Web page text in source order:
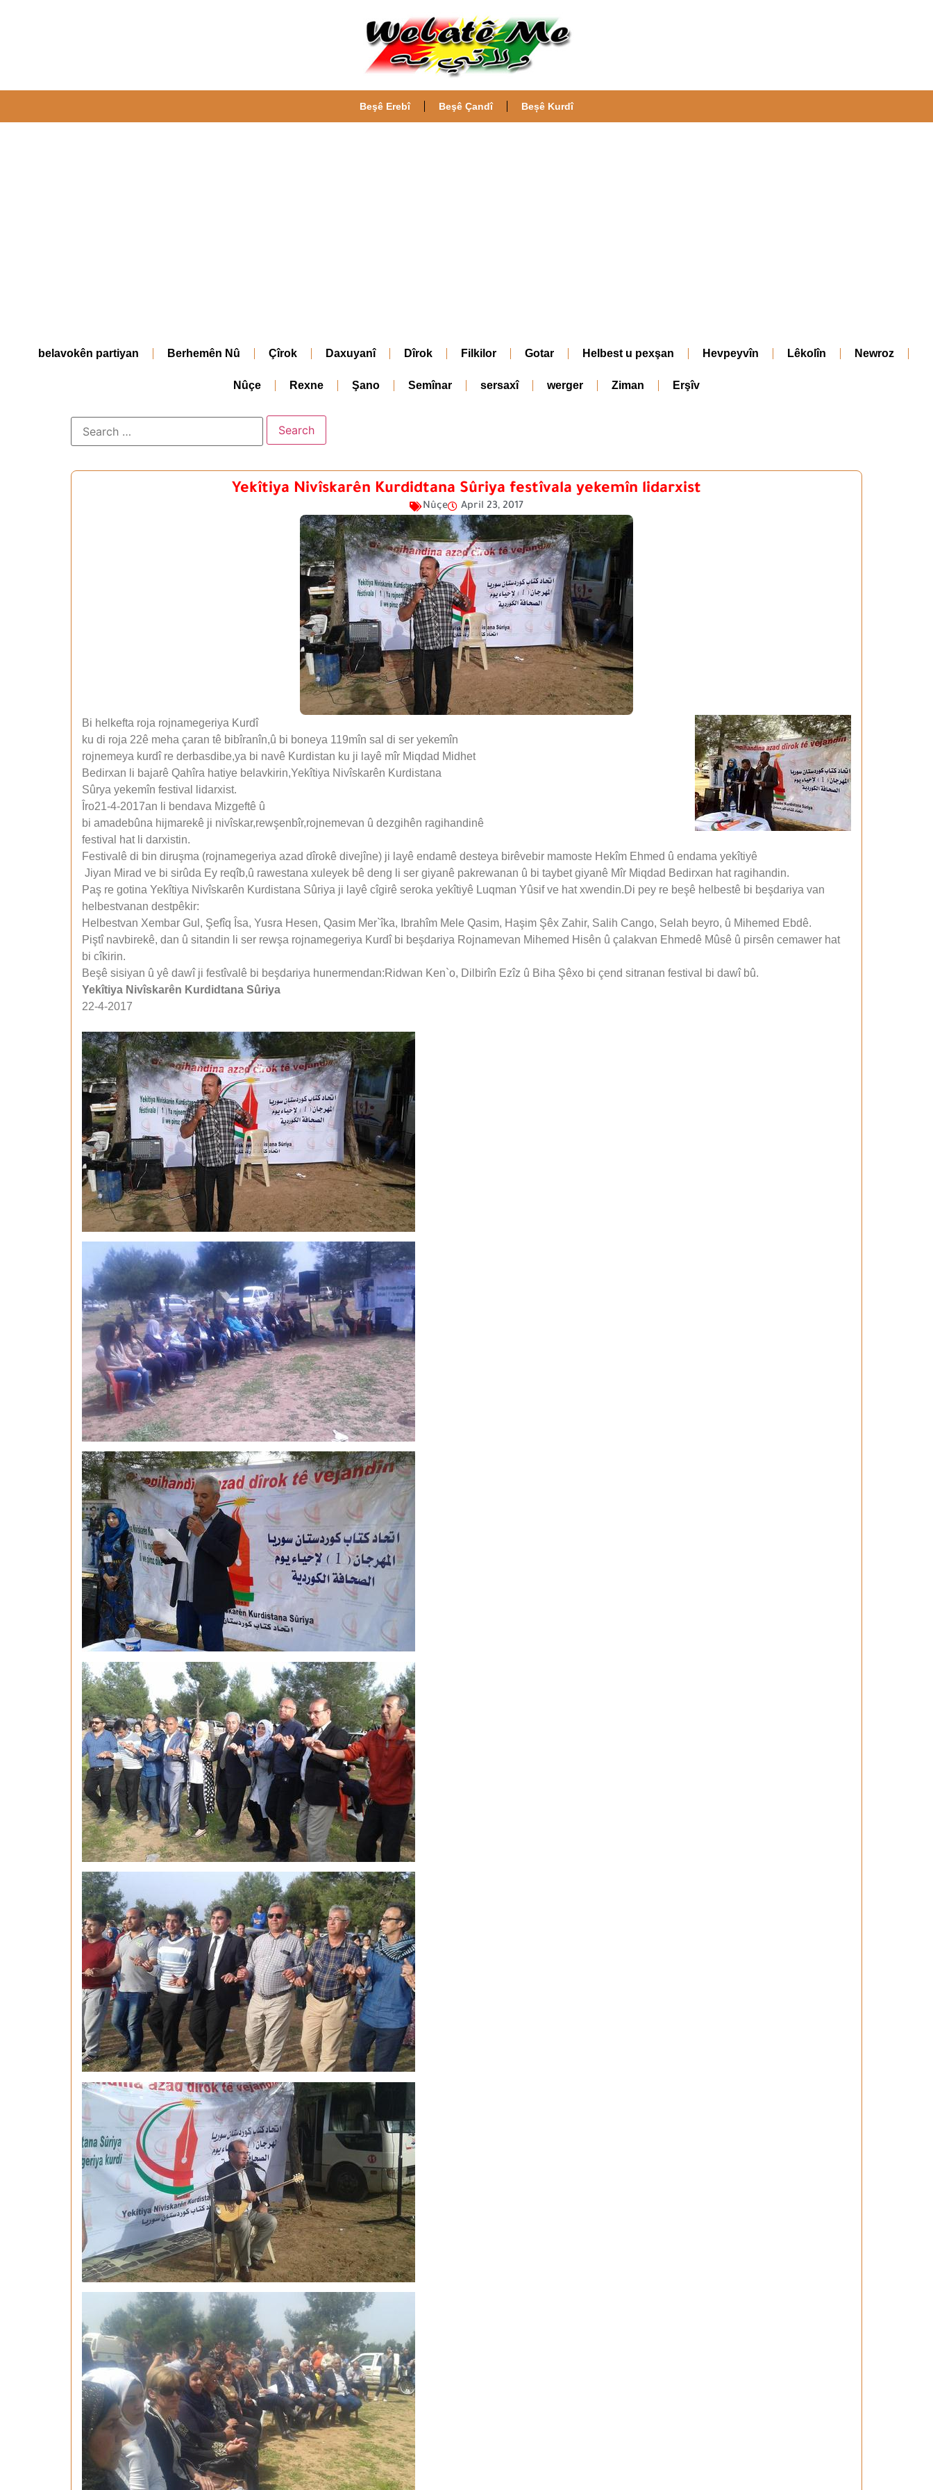
Beşê Erebî Beşê Çandî Beșê Kurdî
belavokên partiyan Berhemên Nû Çîrok Daxuyanî Dîrok Filkilor Gotar Helbest u pexşan Hevpeyvîn Lêkolîn Newroz
Nûçe Rexne Şano Semînar sersaxî werger Ziman Erşîv
Yekîtiya Nivîskarên Kurdidtana Sûriya festîvala yekemîn lidarxist
Nûçe April 23, 2017
Bi helkefta roja rojnamegeriya Kurdî
ku di roja 22ê meha çaran tê bibîranîn,û bi boneya 119mîn sal di ser yekemîn
rojnemeya kurdî re derbasdibe,ya bi navê Kurdistan ku ji layê mîr Miqdad Midhet
Bedirxan li bajarê Qahîra hatiye belavkirin,Yekîtiya Nivîskarên Kurdistana
Sûrya yekemîn festival lidarxist.
Îro21-4-2017an li bendava Mizgeftê û
bi amadebûna hijmarekê ji nivîskar,rewşenbîr,rojnemevan û dezgihên ragihandinê
festival hat li darxistin.
Festivalê di bin diruşma (rojnamegeriya azad dîrokê divejîne) ji layê endamê desteya birêvebir mamoste Hekîm Ehmed û endama yekîtiyê
Jiyan Mirad ve bi sirûda Ey reqîb,û rawestana xuleyek bê deng li ser giyanê pakrewanan û bi taybet giyanê Mîr Miqdad Bedirxan hat ragihandin.
Paş re gotina Yekîtiya Nivîskarên Kurdistana Sûriya ji layê cîgirê seroka yekîtiyê Luqman Yûsif ve hat xwendin.Di pey re beşê helbestê bi beşdariya van
helbestvanan destpêkir:
Helbestvan Xembar Gul, Şefîq Îsa, Yusra Hesen, Qasim Mer`îka, Ibrahîm Mele Qasim, Haşim Şêx Zahir, Salih Cango, Selah beyro, û Mihemed Ebdê.
Piştî navbirekê, dan û sitandin li ser rewşa rojnamegeriya Kurdî bi beşdariya Rojnamevan Mihemed Hisên û çalakvan Ehmedê Mûsê û pirsên cemawer hat
bi cîkirin.
Beşê sisiyan û yê dawî ji festîvalê bi beşdariya hunermendan:Ridwan Ken`o, Dilbirîn Ezîz û Biha Şêxo bi çend sitranan festival bi dawî bû.
Yekîtiya Nivîskarên Kurdidtana Sûriya
22-4-2017